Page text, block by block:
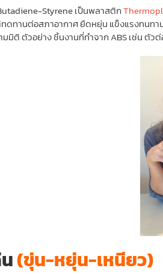
Styrene เป็นพลาสติก
ทานต่อสภาอากาศ ยืดหยุ่น แข็งแรงทนทาน
มิติ ตัวอย่าง ชิ้นงานที่ทำจาก ABS เช่น ตัวต่
(ขุ่น-หยุ่น-เหนียว)